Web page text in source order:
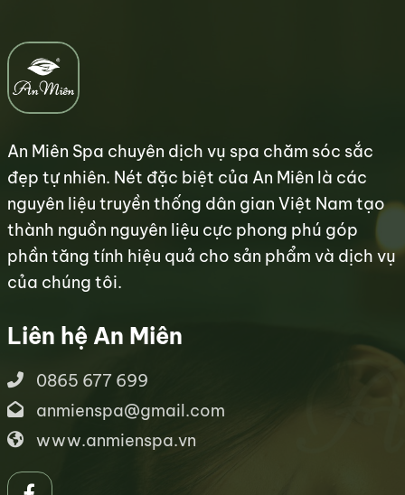
An Miên Spa chuyên dịch vụ spa chăm sóc sắc
đẹp tự nhiên. Nét đặc biệt của An Miên là các
nguyên liệu truyền thống dân gian Việt Nam tạo
thành nguồn nguyên liệu cực phong phú góp
phần tăng tính hiệu quả cho sản phẩm và dịch vụ
của chúng tôi.
Liên hệ An Miên
0865 677 699
anmienspa@gmail.com
www.anmienspa.vn